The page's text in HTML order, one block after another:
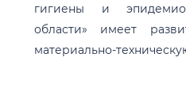
гигиены и
области» имеет
материально-